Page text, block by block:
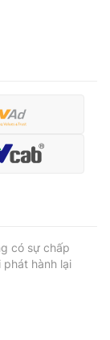
có sự chấp
phát hành lại